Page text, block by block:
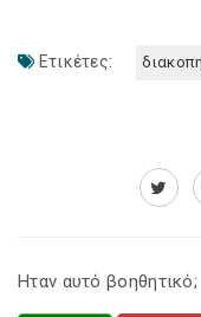
Ετικέτες:
Ηταν αυτό βοηθητικό;